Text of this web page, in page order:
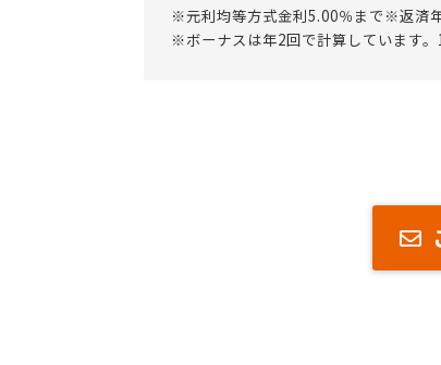
※元利均等方式金利5.00％まで※返済
※ボーナスは年2回で計算しています